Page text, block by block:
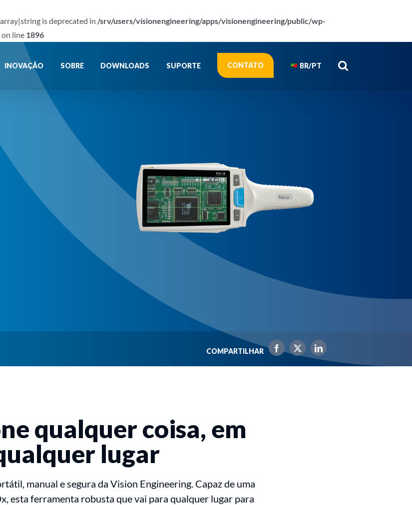
is deprecated in /srv/users/visionengineering/apps/visionengineering/public/wp-
on line 1896
INOVAÇÃO SOBRE DOWNLOADS SUPORTE CONTATO BR/PT
COMPARTILHAR
qualquer coisa, em
lugar
manual e segura da Vision Engineering. Capaz de uma
esta ferramenta robusta que vai para qualquer lugar para